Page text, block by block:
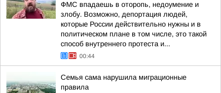
ФМС впадаешь в оторопь, недоумение и
злобу. Возможно, депортация людей,
которые России действительно нужны и в
политическом плане в том числе, это такой
способ внутреннего протеста и...
00:44
Семья сама нарушила миграционные
правила